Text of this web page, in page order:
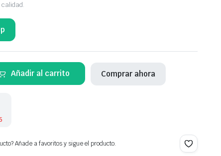
calidad.
Añadir al carrito Comprar ahora
Añade a favoritos y sigue el producto.